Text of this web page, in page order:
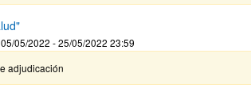
05/2022 - 25/05/2022 23:59
adjudicación